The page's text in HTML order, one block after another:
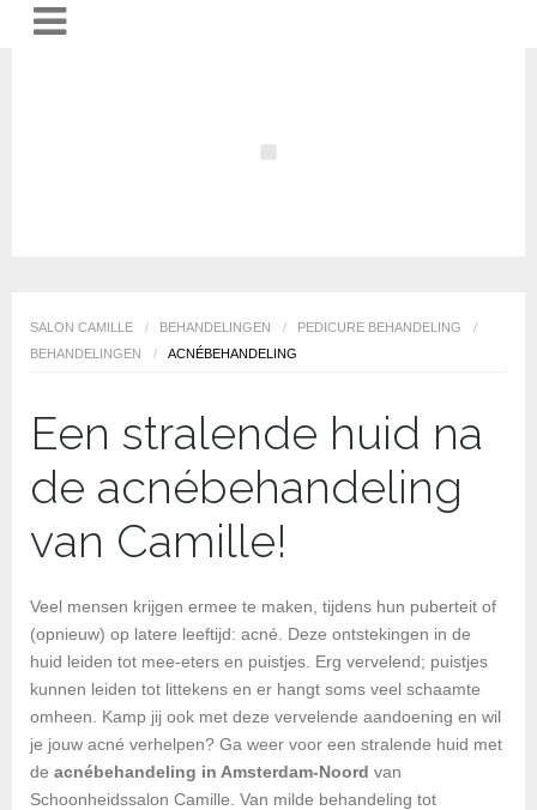
SALON CAMILLE / BEHANDELINGEN / PEDICURE BEHANDELING
/
BEHANDELINGEN
/ ACNÉBEHANDELING
Een stralende huid na
de acnébehandeling
van Camille!
Veel mensen krijgen ermee te maken, tijdens hun puberteit of
(opnieuw) op latere leeftijd: acné. Deze ontstekingen in de
huid leiden tot mee-eters en puistjes. Erg vervelend; puistjes
kunnen leiden tot littekens en er hangt soms veel schaamte
omheen. Kamp jij ook met deze vervelende aandoening en wil
je jouw acné verhelpen? Ga weer voor een stralende huid met
de acnébehandeling in Amsterdam-Noord van
Schoonheidssalon Camille. Van milde behandeling tot